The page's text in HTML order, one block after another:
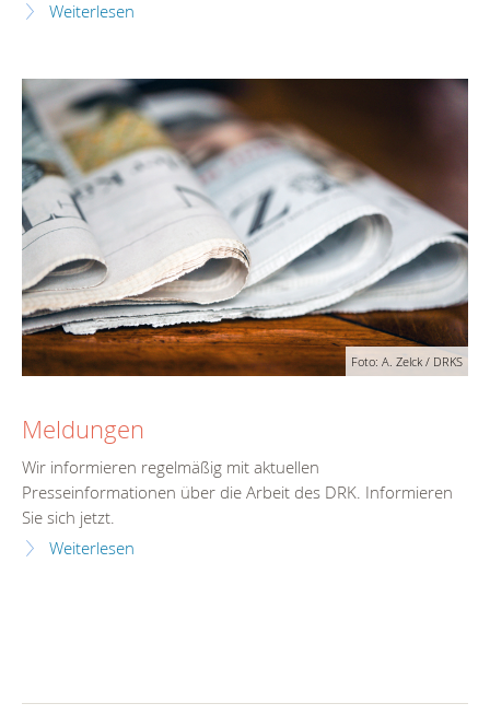
Weiterlesen
Foto: A. Zelck / DRKS
Meldungen
Wir informieren regelmäßig mit aktuellen
Presseinformationen über die Arbeit des DRK. Informieren
Sie sich jetzt.
Weiterlesen